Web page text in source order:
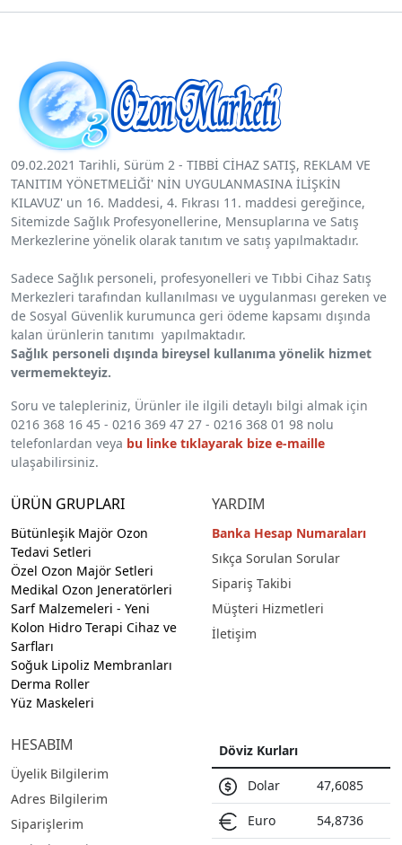
09.02.2021 Tarihli, Sürüm 2 - TIBBİ CİHAZ SATIŞ, REKLAM VE
TANITIM YÖNETMELİĞİ' NİN UYGULANMASINA İLİŞKİN
KILAVUZ' un 16. Maddesi, 4. Fıkrası 11. maddesi gereğince,
Sitemizde Sağlık Profesyonellerine, Mensuplarına ve Satış
Merkezlerine yönelik olarak tanıtım ve satış yapılmaktadır.
Sadece Sağlık personeli, profesyonelleri ve Tıbbi Cihaz Satış
Merkezleri tarafından kullanılması ve uygulanması gereken ve
de Sosyal Güvenlik kurumunca geri ödeme kapsamı dışında
kalan ürünlerin tanıtımı yapılmaktadır.
Sağlık personeli dışında bireysel kullanıma yönelik hizmet
vermemekteyiz.
Soru ve talepleriniz, Ürünler ile ilgili detaylı bilgi almak için
0216 368 16 45 - 0216 369 47 27 - 0216 368 01 98 nolu
telefonlardan veya bu linke tıklayarak bize e-maille
ulaşabilirsiniz.
ÜRÜN GRUPLARI
Bütünleşik Majör Ozon
Tedavi Setleri
Özel Ozon Majör Setleri
Medikal Ozon Jeneratörleri
Sarf Malzemeleri - Yeni
Kolon Hidro Terapi Cihaz ve
Sarfları
Soğuk Lipoliz Membranları
Derma Roller
Yüz Maskeleri
YARDIM
Banka Hesap Numaraları
Sıkça Sorulan Sorular
Sipariş Takibi
Müşteri Hizmetleri
İletişim
HESABIM
Üyelik Bilgilerim
Adres Bilgilerim
Siparişlerim
Döviz Kurları
Dolar 47,6085
Euro 54,8736